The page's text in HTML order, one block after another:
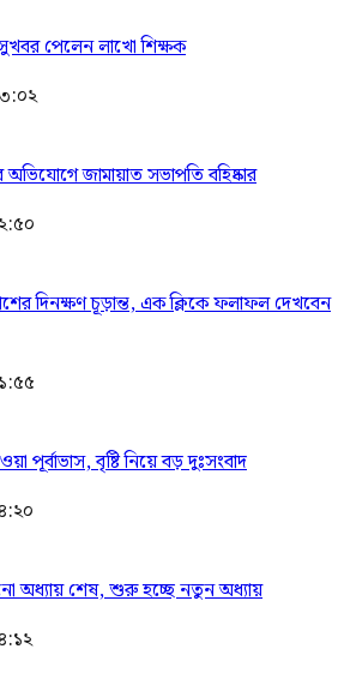
সুখবর পেলেন লাখো শিক্ষক
জামায়াত সভাপতি বহিষ্কার
দিনক্ষণ চূড়ান্ত, এক ক্লিকে ফলাফল দেখবেন
পূর্বাভাস, বৃষ্টি নিয়ে বড় দুঃসংবাদ
অধ্যায় শেষ, শুরু হচ্ছে নতুন অধ্যায়